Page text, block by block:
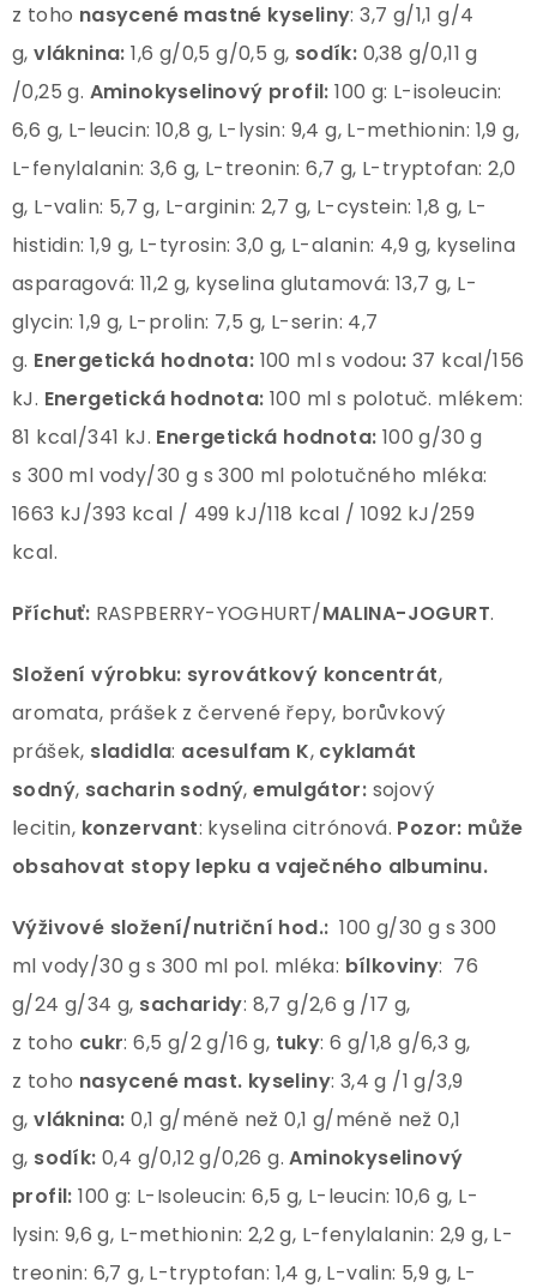
z toho nasycené mastné kyseliny: 3,7 g/1,1 g/4
g,vláknina: 1,6 g/0,5 g/0,5 g, sodík: 0,38 g/0,11 g
/0,25 g. Aminokyselinový profil:100 g: L-isoleucin:
6,6 g, L-leucin: 10,8 g, L-lysin: 9,4 g, L-methionin: 1,9 g,
L-fenylalanin: 3,6 g, L-treonin: 6,7 g, L-tryptofan: 2,0
g, L-valin: 5,7 g, L-arginin: 2,7 g, L-cystein: 1,8 g, L-
histidin: 1,9 g, L-tyrosin: 3,0 g, L-alanin: 4,9 g, kyselina
asparagová: 11,2 g, kyselina glutamová: 13,7 g, L-
glycin: 1,9 g, L-prolin: 7,5 g, L-serin: 4,7
g. Energetická hodnota: 100 ml s vodou: 37 kcal/156
kJ. Energetická hodnota: 100 ml s polotuč. mlékem:
81 kcal/341 kJ. Energetická hodnota: 100 g/30 g
s 300 ml vody/30 g s 300 ml polotučného mléka:
1663 kJ/393 kcal / 499 kJ/118 kcal / 1092 kJ/259
kcal.
Příchuť: RASPBERRY-YOGHURT/MALINA-JOGURT.
Složení výrobku: syrovátkový koncentrát,
aromata, prášek z červené řepy, borůvkový
prášek, sladidla: acesulfam K, cyklamát
sodný, sacharin sodný,emulgátor: sojový
lecitin, konzervant: kyselina citrónová. Pozor: může
obsahovat stopy lepku a vaječného albuminu.
Výživové složení/nutriční hod.: 100 g/30 g s 300
ml vody/30 g s 300 ml pol. mléka: bílkoviny: 76
g/24 g/34 g, sacharidy: 8,7 g/2,6 g /17 g,
z toho cukr: 6,5 g/2 g/16 g, tuky: 6 g/1,8 g/6,3 g,
z toho nasycené mast. kyseliny: 3,4 g /1 g/3,9
g,vláknina: 0,1 g/méně než 0,1 g/méně než 0,1
g, sodík: 0,4 g/0,12 g/0,26 g.Aminokyselinový
profil: 100 g: L-Isoleucin: 6,5 g, L-leucin: 10,6 g, L-
lysin: 9,6 g, L-methionin: 2,2 g, L-fenylalanin: 2,9 g, L-
treonin: 6,7 g, L-tryptofan: 1,4 g, L-valin: 5,9 g, L-